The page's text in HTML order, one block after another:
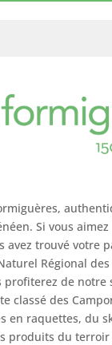
Si vous aimez
avez trouvé votre
Régional des
profiterez de notre
classé des
en raquettes, du
produits du terroir